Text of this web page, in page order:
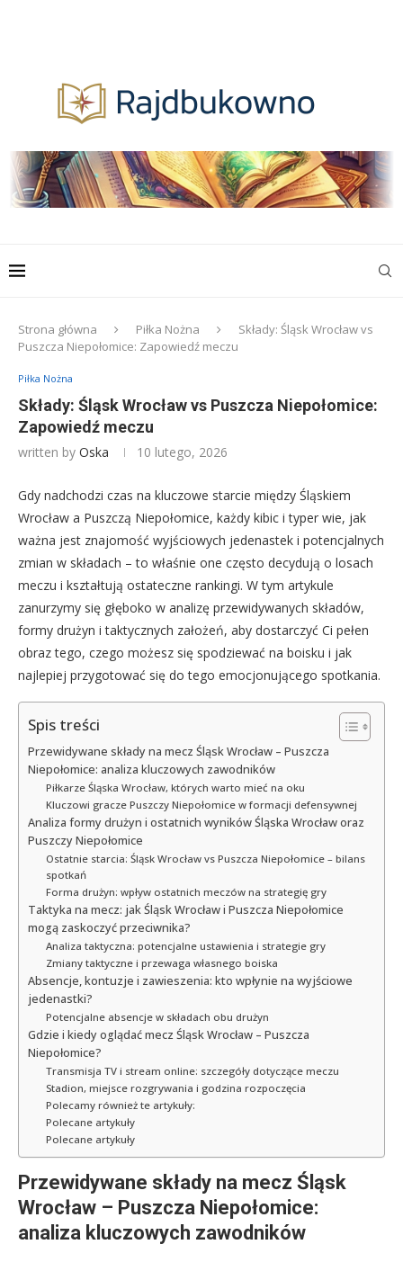
Strona główna Piłka Nożna
Składy: Śląsk Wrocław vs
Puszcza Niepołomice: Zapowiedź meczu
Piłka Nożna
Składy: Śląsk Wrocław vs Puszcza Niepołomice:
Zapowiedź meczu
written by Oska 10 lutego, 2026
Gdy nadchodzi czas na kluczowe starcie między Śląskiem
Wrocław a Puszczą Niepołomice, każdy kibic i typer wie, jak
ważna jest znajomość wyjściowych jedenastek i potencjalnych
zmian w składach – to właśnie one często decydują o losach
meczu i kształtują ostateczne rankingi. W tym artykule
zanurzymy się głęboko w analizę przewidywanych składów,
formy drużyn i taktycznych założeń, aby dostarczyć Ci pełen
obraz tego, czego możesz się spodziewać na boisku i jak
najlepiej przygotować się do tego emocjonującego spotkania.
Spis treści
Przewidywane składy na mecz Śląsk Wrocław – Puszcza
Niepołomice: analiza kluczowych zawodników
Piłkarze Śląska Wrocław, których warto mieć na oku
Kluczowi gracze Puszczy Niepołomice w formacji defensywnej
Analiza formy drużyn i ostatnich wyników Śląska Wrocław oraz
Puszczy Niepołomice
Ostatnie starcia: Śląsk Wrocław vs Puszcza Niepołomice – bilans
spotkań
Forma drużyn: wpływ ostatnich meczów na strategię gry
Taktyka na mecz: jak Śląsk Wrocław i Puszcza Niepołomice
mogą zaskoczyć przeciwnika?
Analiza taktyczna: potencjalne ustawienia i strategie gry
Zmiany taktyczne i przewaga własnego boiska
Absencje, kontuzje i zawieszenia: kto wpłynie na wyjściowe
jedenastki?
Potencjalne absencje w składach obu drużyn
Gdzie i kiedy oglądać mecz Śląsk Wrocław – Puszcza
Niepołomice?
Transmisja TV i stream online: szczegóły dotyczące meczu
Stadion, miejsce rozgrywania i godzina rozpoczęcia
Polecamy również te artykuły:
Polecane artykuły
Polecane artykuły
Przewidywane składy na mecz Śląsk
Wrocław – Puszcza Niepołomice:
analiza kluczowych zawodników